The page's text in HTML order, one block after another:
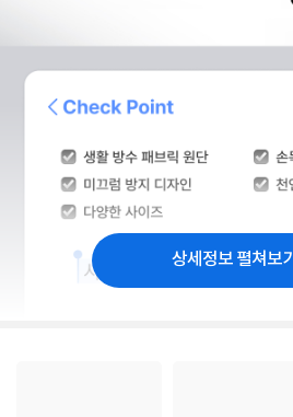
상세정보 펼쳐보기